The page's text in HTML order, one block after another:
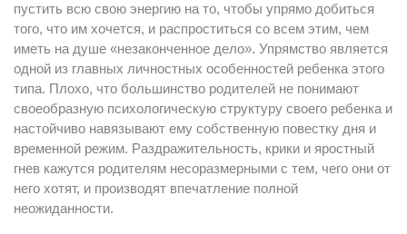
пустить всю свою энергию на то, чтобы упрямо добиться
того, что им хочется, и распроститься со всем этим, чем
иметь на душе «незаконченное дело». Упрямство является
одной из главных личностных особенностей ребенка этого
типа. Плохо, что большинство родителей не понимают
своеобразную психологическую структуру своего ребенка и
настойчиво навязывают ему собственную повестку дня и
временной режим. Раздражительность, крики и яростный
гнев кажутся родителям несоразмерными с тем, чего они от
него хотят, и производят впечатление полной
неожиданности.